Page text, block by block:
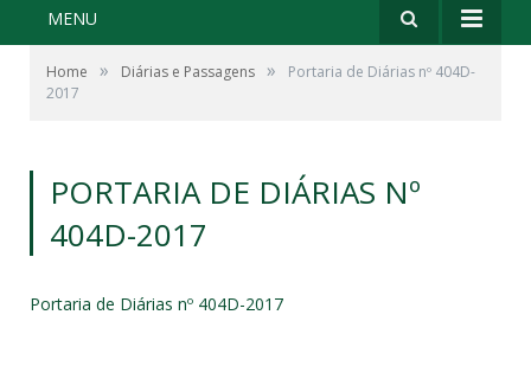
MENU
Home » Diárias e Passagens »
Portaria de Diárias nº 404D-
2017
PORTARIA DE DIÁRIAS Nº
404D-2017
Portaria de Diárias nº 404D-2017